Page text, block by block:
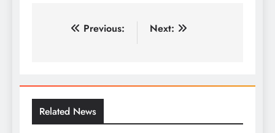
Previous: Next:
Related News